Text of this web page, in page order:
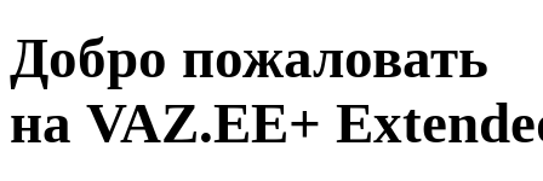
Добро пожаловать
на VAZ.EE+